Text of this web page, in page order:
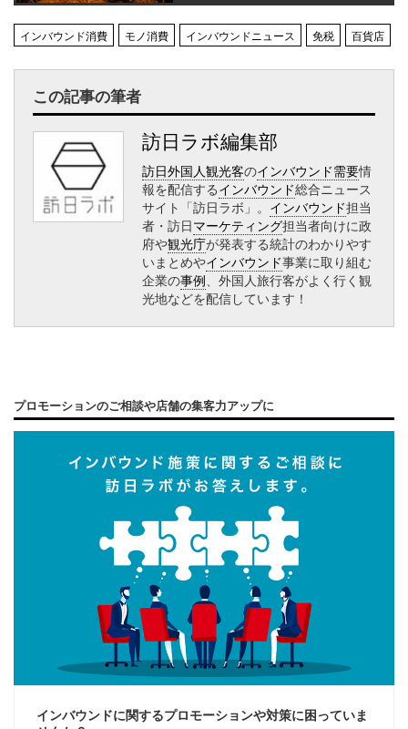
インバウンド消費 モノ消費 インバウンドニュース 免税 百貨店
この記事の筆者
訪日ラボ編集部
訪日外国人観光客のインバウンド需要情
報を配信するインバウンド総合ニュース
サイト「訪日ラボ」。 インバウンド担当
者・訪日マーケティング担当者向けに政
府や観光庁が発表する統計のわかりやす
いまとめやインバウンド事業に取り組む
企業の事例、外国人旅行客がよく行く観
光地などを配信しています！
プロモーションのご相談や店舗の集客力アップに
インバウンドに関するプロモーションや対策に困っていま